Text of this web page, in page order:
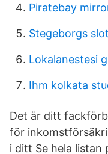
Piratebay
Stegeborgs
Lokalanestesi
Ihm kolkata
Det är ditt
för
i ditt Se hela listan